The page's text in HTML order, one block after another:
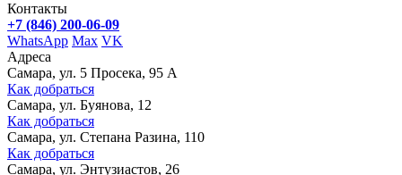
Контакты
+7 (846) 200-06-09
WhatsApp Max VK
Адреса
Самара, ул. 5 Просека, 95 А
Как добраться
Самара, ул. Буянова, 12
Как добраться
Самара, ул. Степана Разина, 110
Как добраться
Самара, ул. Энтузиастов, 26